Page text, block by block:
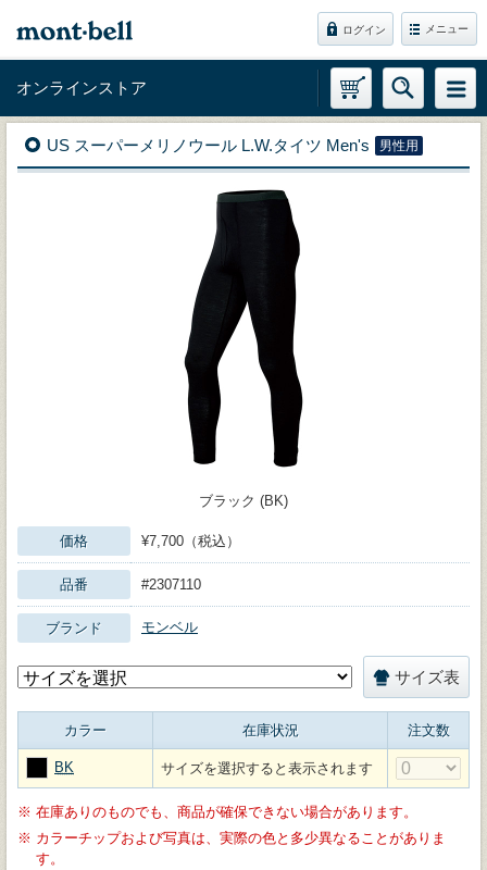
ログイン メニュー
オンラインストア
US スーパーメリノウール L.W.タイツ Men's 男性用
ブラック (BK)
価格 ¥7,700（税込）
品番 #2307110
ブランド モンベル
サイズ表
カラー 在庫状況 注文数
BK サイズを選択すると表示されます
※ 在庫ありのものでも、商品が確保できない場合があります。
※ カラーチップおよび写真は、実際の色と多少異なることがありま
す。